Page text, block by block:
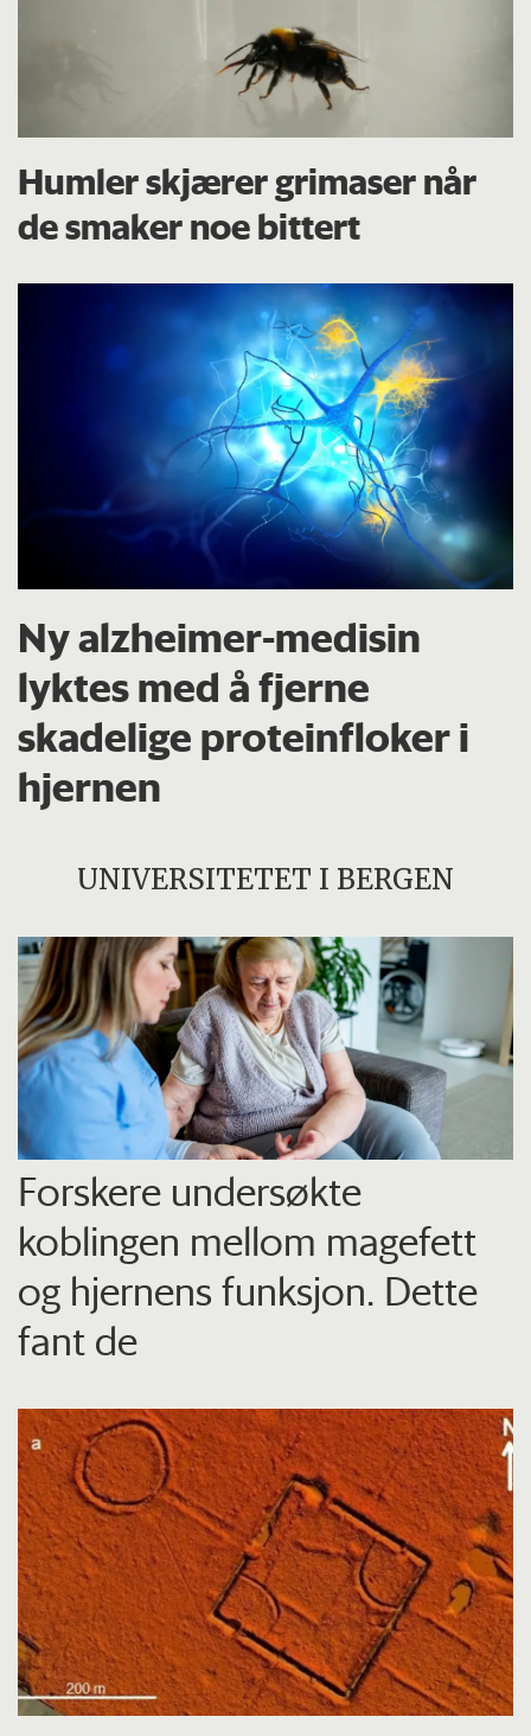
Humler skjærer grimaser når
de smaker noe bittert
Ny alzheimer-medisin
lyktes med å fjerne
skadelige proteinfloker i
hjernen
UNIVERSITETET I BERGEN
Forskere undersøkte
koblingen mellom magefett
og hjernens funksjon. Dette
fant de